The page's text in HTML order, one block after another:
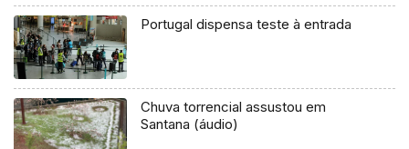
Portugal dispensa teste à entrada
Chuva torrencial assustou em
Santana (áudio)